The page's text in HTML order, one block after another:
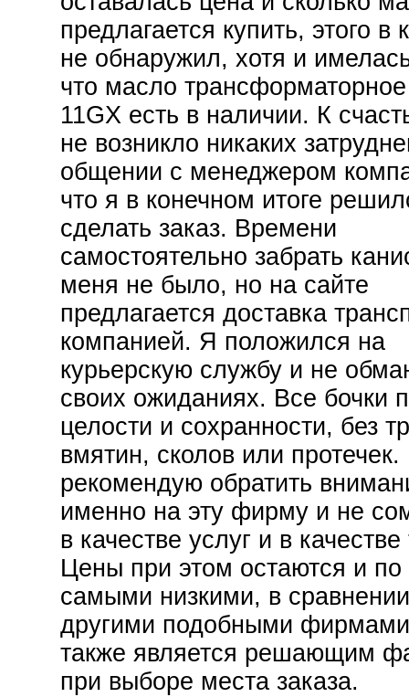
предлагается купить, этого в
не обнаружил, хотя и
что масло
11GX есть в наличии. К
не возникло никаких
общении с менеджером
что я в конечном итоге
сделать заказ. Времени
самостоятельно забрать
меня не было, но на сайте
предлагается доставка
компанией. Я положился на
курьерскую службу и не
своих ожиданиях. Все бочки
целости и сохранности, без
вмятин, сколов или
рекомендую обратить
именно на эту фирму и не
в качестве услуг и в
Цены при этом остаются и по
самыми низкими, в
другими подобными
также является решающим
при выборе места заказа.